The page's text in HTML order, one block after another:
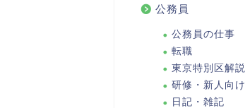
公務員
公務員の仕事
転職
東京特別区解説
研修・新人向け
日記・雑記